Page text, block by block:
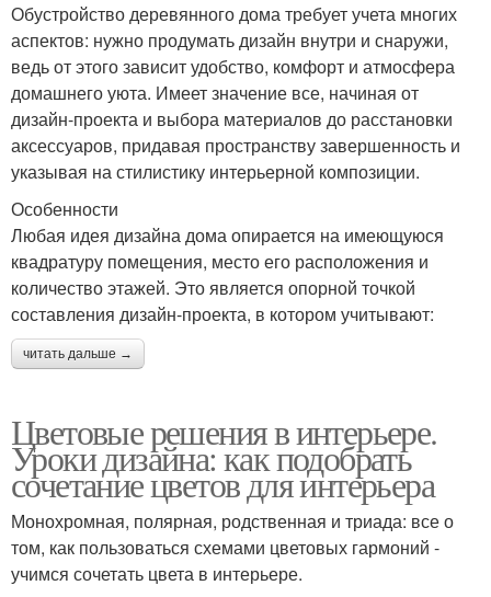
Обустройство деревянного дома требует учета многих
аспектов: нужно продумать дизайн внутри и снаружи,
ведь от этого зависит удобство, комфорт и атмосфера
домашнего уюта. Имеет значение все, начиная от
дизайн-проекта и выбора материалов до расстановки
аксессуаров, придавая пространству завершенность и
указывая на стилистику интерьерной композиции.
Особенности
Любая идея дизайна дома опирается на имеющуюся
квадратуру помещения, место его расположения и
количество этажей. Это является опорной точкой
составления дизайн-проекта, в котором учитывают:
читать дальше →
Цветовые решения в интерьере.
Уроки дизайна: как подобрать
сочетание цветов для интерьера
Монохромная, полярная, родственная и триада: все о
том, как пользоваться схемами цветовых гармоний -
учимся сочетать цвета в интерьере.